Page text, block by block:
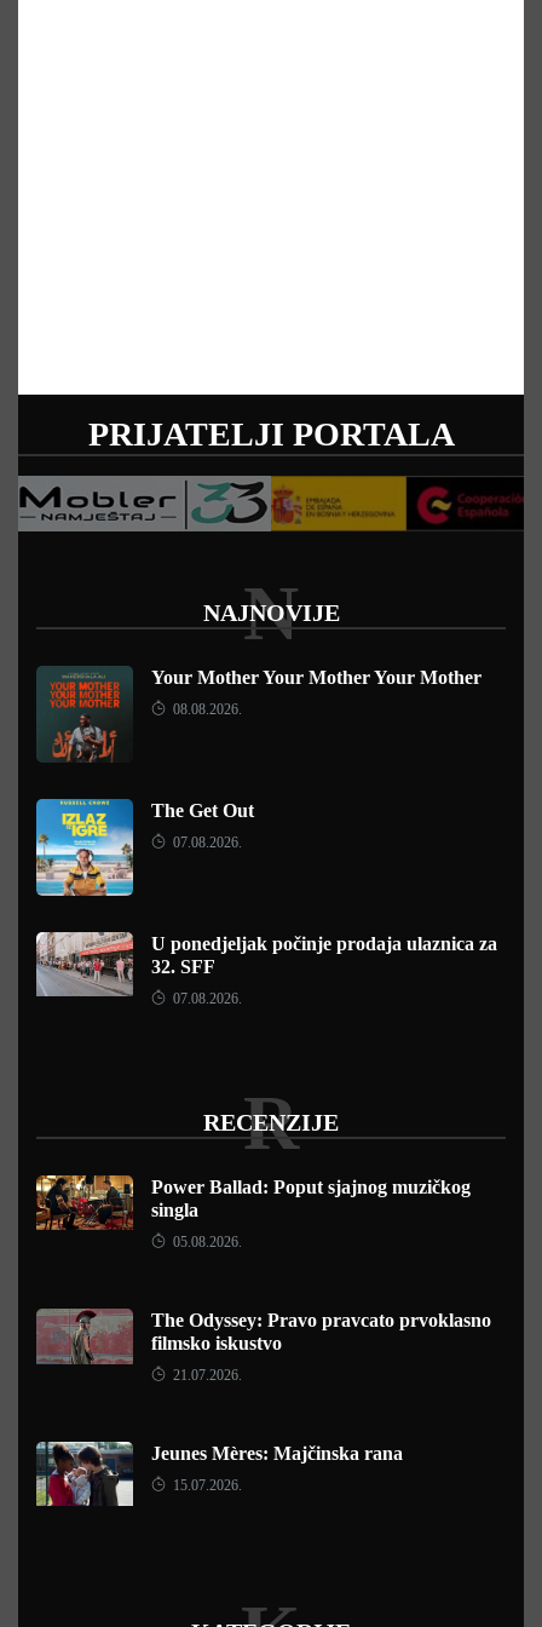
PRIJATELJI PORTALA
NAJNOVIJE
N
Your Mother Your Mother Your Mother
08.08.2026.
The Get Out
07.08.2026.
U ponedjeljak počinje prodaja ulaznica za
32. SFF
07.08.2026.
RECENZIJE
R
Power Ballad: Poput sjajnog muzičkog
singla
05.08.2026.
The Odyssey: Pravo pravcato prvoklasno
filmsko iskustvo
21.07.2026.
Jeunes Mères: Majčinska rana
15.07.2026.